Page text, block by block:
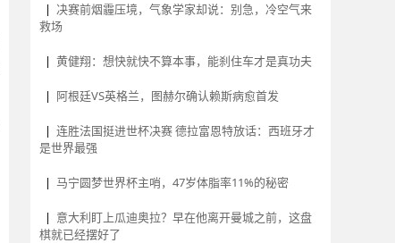
| 决赛前烟霾压境，气象学家却说：别急，冷空气来
救场
| 黄健翔：想快就快不算本事，能刹住车才是真功夫
| 阿根廷VS英格兰，图赫尔确认赖斯病愈首发
| 连胜法国挺进世杯决赛 德拉富恩特放话：西班牙才
是世界最强
| 马宁圆梦世界杯主哨，47岁体脂率11%的秘密
| 意大利盯上瓜迪奥拉？早在他离开曼城之前，这盘
棋就已经摆好了